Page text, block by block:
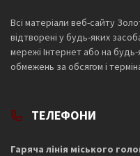
Всі матеріали веб-сайту
відтворені у будь-яких
мережі Інтернет або на
обмежень за обсягом і
ТЕЛЕФОНИ
Гаряча лінія міського